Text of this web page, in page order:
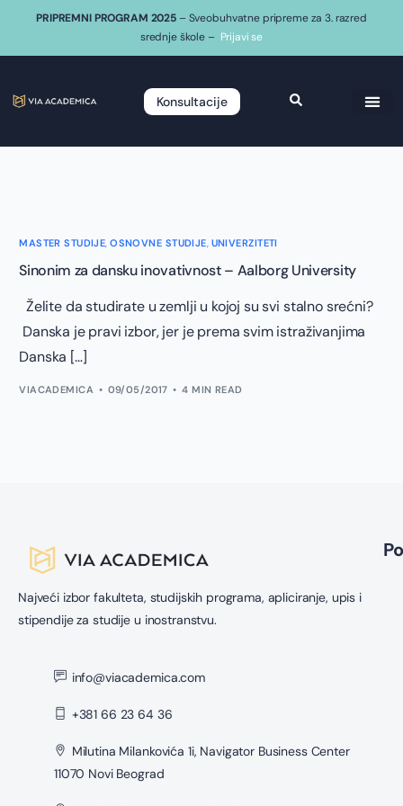
PRIPREMNI PROGRAM 2025 – Sveobuhvatne pripreme za 3. razred
srednje škole – Prijavi se
Konsultacije
MASTER STUDIJE,OSNOVNE STUDIJE, UNIVERZITETI
Sinonim za dansku inovativnost – Aalborg University
Želite da studirate u zemlji u kojoj su svi stalno srećni?
Danska je pravi izbor, jer je prema svim istraživanjima
Danska […]
VIACADEMICA 09/05/2017 4 MIN READ
Najveći izbor fakulteta, studijskih programa, apliciranje, upis i
stipendije za studije u inostranstvu.
info@viacademica.com
+381 66 23 64 36
Milutina Milankovića 1i, Navigator Business Center
11070 Novi Beograd